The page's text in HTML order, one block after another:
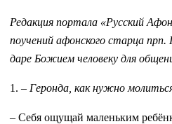
Редакция портала «Русский
поучений афонского старца
даре Божием человеку для
1. – Геронда, как нужно
– Себя ощущай маленьким